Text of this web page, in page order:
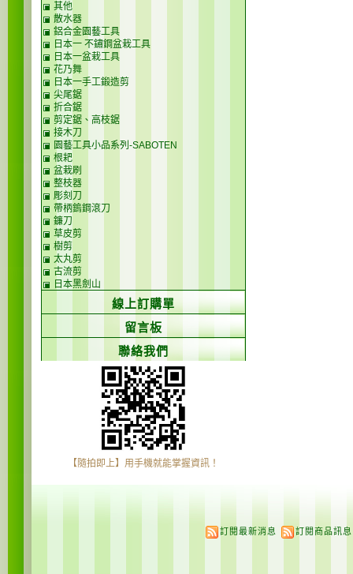
其他
散水器
鋁合金園藝工具
日本一 不鏽鋼盆栽工具
日本一盆栽工具
花乃舞
日本一手工鍛造剪
尖尾鋸
折合鋸
剪定鋸、高枝鋸
接木刀
園藝工具小品系列-SABOTEN
根耙
盆栽刷
整枝器
彫刻刀
帶柄鎢鋼滾刀
鐮刀
草皮剪
樹剪
太丸剪
古流剪
日本黑劍山
線上訂購單
留言板
聯絡我們
【隨拍即上】用手機就能掌握資訊！
訂閱最新消息 訂閱商品訊息